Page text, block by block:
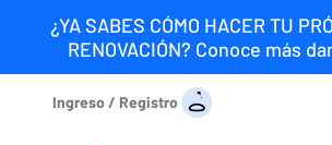
¿YA SABES CÓMO HACER TU
RENOVACIÓN? Conoce más
Ingreso / Registro